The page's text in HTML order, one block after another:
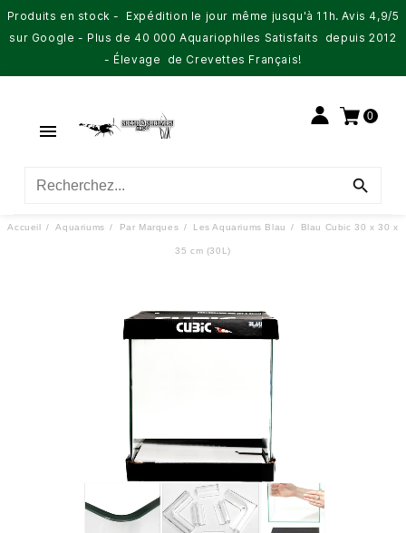
Produits en stock - Expédition le jour même jusqu'à 11h. Avis 4,9/5
sur Google - Plus de 40 000 Aquariophiles Satisfaits depuis 2012
- Élevage de Crevettes Français!

0

Accueil Aquariums Par Marques Les Aquariums Blau Blau Cubic 30 x 30 x
35 cm (30L)